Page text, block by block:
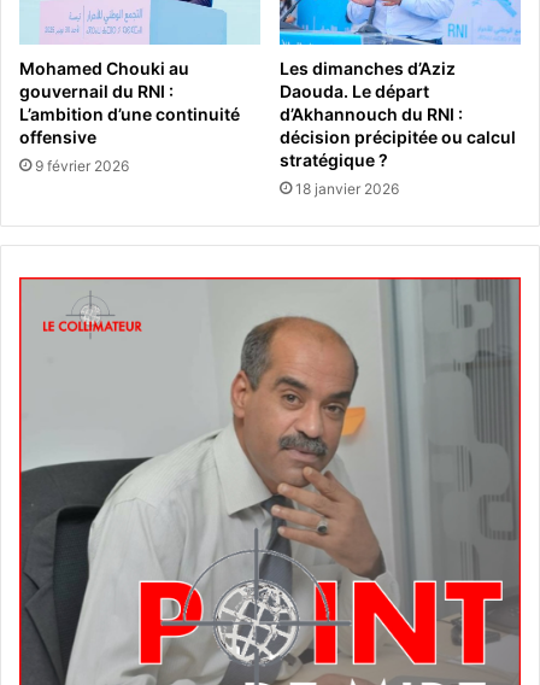
Mohamed Chouki au
gouvernail du RNI :
L’ambition d’une continuité
offensive
9 février 2026
Les dimanches d’Aziz
Daouda. Le départ
d’Akhannouch du RNI :
décision précipitée ou calcul
stratégique ?
18 janvier 2026